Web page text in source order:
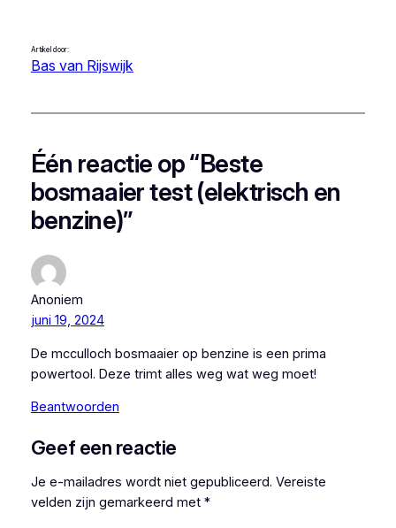
Artikel door:
Bas van Rijswijk
Één reactie op “Beste
bosmaaier test (elektrisch en
benzine)”
Anoniem
juni 19, 2024
De mcculloch bosmaaier op benzine is een prima
powertool. Deze trimt alles weg wat weg moet!
Beantwoorden
Geef een reactie
Je e-mailadres wordt niet gepubliceerd. Vereiste
velden zijn gemarkeerd met *